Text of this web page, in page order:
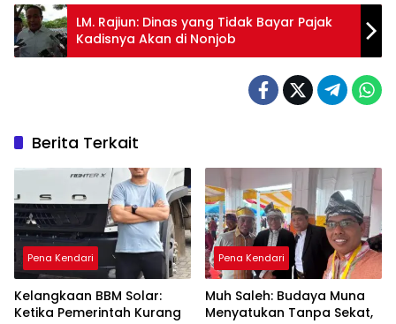
LM. Rajiun: Dinas yang Tidak Bayar Pajak
Kadisnya Akan di Nonjob
Berita Terkait
Pena Kendari
Kelangkaan BBM Solar:
Ketika Pemerintah Kurang
Pena Kendari
Muh Saleh: Budaya Muna
Menyatukan Tanpa Sekat,